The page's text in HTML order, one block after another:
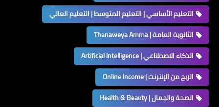
التعليم الأساسي | التعليم المتوسط | التعليم العالي
الثانوية العامة | Thanaweya Amma
الذكاء الاصطناعي | Artificial Intelligence
الربح من الإنترنت | Online Income
الصحة والجمال | Health & Beauty